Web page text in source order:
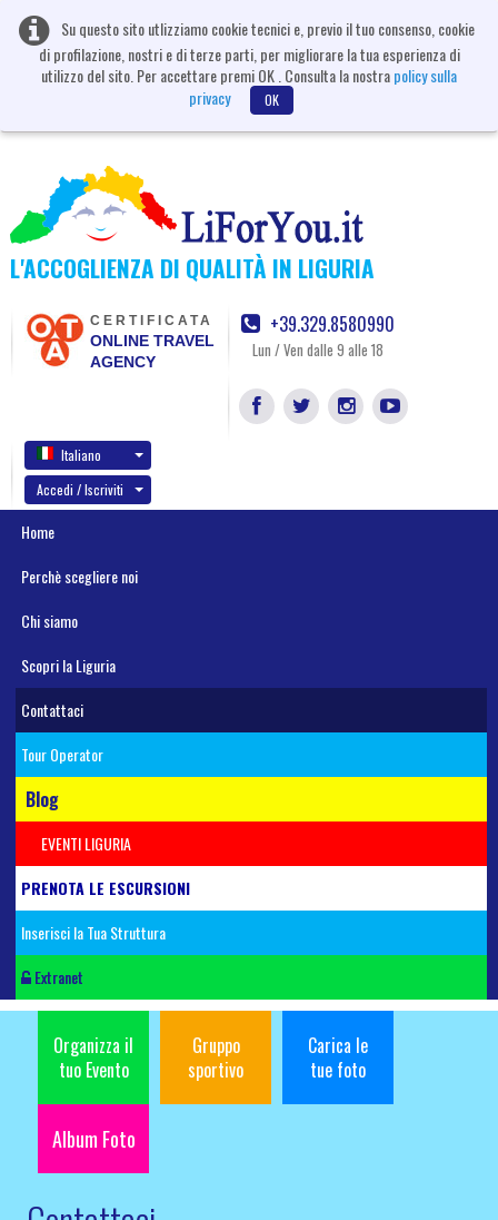
Su questo sito utlizziamo cookie tecnici e, previo il tuo consenso, cookie
di profilazione, nostri e di terze parti, per migliorare la tua esperienza di
utilizzo del sito. Per accettare premi OK . Consulta la nostrapolicy sulla
privacy
OK
L'ACCOGLIENZA DI QUALITÀ IN LIGURIA
CERTIFICATA
ONLINE TRAVEL
AGENCY
+39.329.8580990
Lun / Ven dalle 9 alle 18
Italiano
Accedi / Iscriviti
Home
Perchè scegliere noi
Chi siamo
Scopri la Liguria
Contattaci
Tour Operator
Blog
EVENTI LIGURIA
PRENOTA LE ESCURSIONI
Inserisci la Tua Struttura
Extranet
Organizza il
tuo Evento
Gruppo
sportivo
Carica le
tue foto
Album Foto